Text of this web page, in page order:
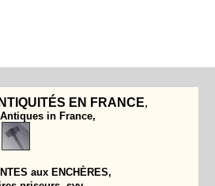
EN FRANCE,
in France,
aux ENCH ÈRES,